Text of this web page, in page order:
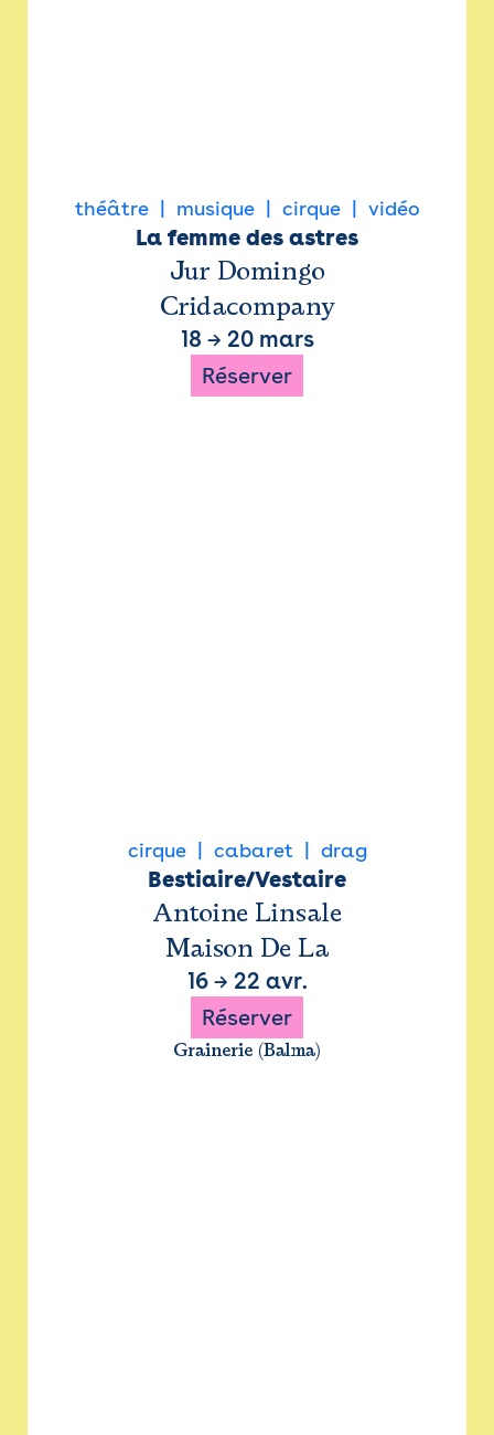
théâtre musique cirque vidéo
La femme des astres
Jur Domingo
Cridacompany
18 → 20 mars
Réserver
cirque cabaret drag
Bestiaire/Vestaire
Antoine Linsale
Maison De La
16→ 22 avr.
Réserver
Grainerie (Balma)